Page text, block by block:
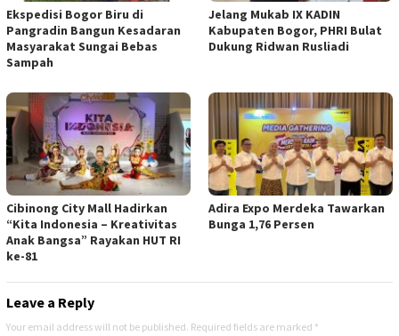
Ekspedisi Bogor Biru di
Pangradin Bangun Kesadaran
Masyarakat Sungai Bebas
Sampah
Jelang Mukab IX KADIN
Kabupaten Bogor, PHRI Bulat
Dukung Ridwan Rusliadi
Cibinong City Mall Hadirkan
“Kita Indonesia – Kreativitas
Anak Bangsa” Rayakan HUT RI
ke-81
Adira Expo Merdeka Tawarkan
Bunga 1,76 Persen
Leave a Reply
Your email address will not be published. Required fields are marked *